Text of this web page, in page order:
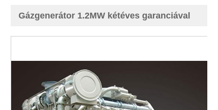
Gázgenerátor 1.2MW kétéves garanciával